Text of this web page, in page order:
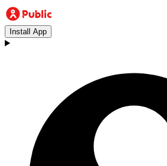
Install App